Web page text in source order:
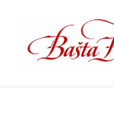
content